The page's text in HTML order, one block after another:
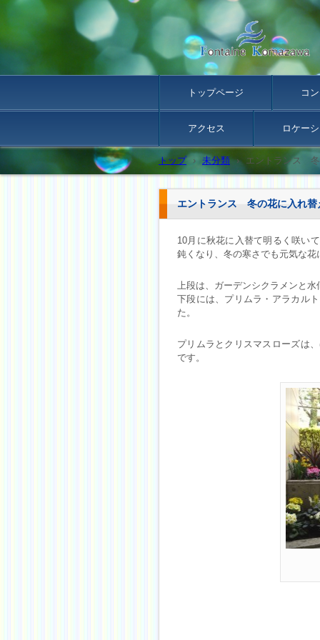
トップページ コ
アクセス ロケー
トップ › 未分類 › エントランス 冬
エントランス 冬の花に入れ替
10月に秋花に入替て明るく咲い
鈍くなり、冬の寒さでも元気な花
上段は、ガーデンシクラメンと水
下段には、プリムラ・アラカル
た。
プリムラとクリスマスローズは
です。